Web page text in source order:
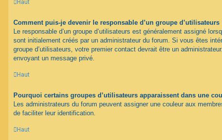
Haut
Comment puis-je devenir le responsable d’un groupe d’utilisateurs
Le responsable d’un groupe d’utilisateurs est généralement assigné
sont initialement créés par un administrateur du forum. Si vous êtes
groupe d’utilisateurs, votre premier contact devrait être un
envoyant un message privé.
Haut
Pourquoi certains groupes d’utilisateurs apparaissent dans une
Les administrateurs du forum peuvent assigner une couleur aux
de faciliter leur identification.
Haut